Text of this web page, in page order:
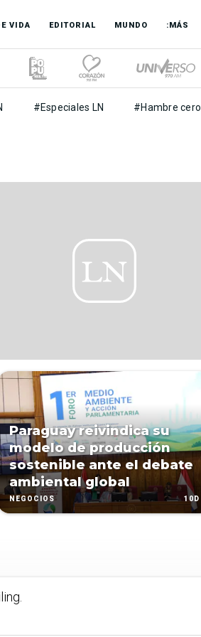
VIDA EDITORIAL MUNDO :MÁS
#Especiales LN #Hambre cero
Paraguay reivindica su
modelo de producción
sostenible ante el debate
ambiental global
NEGOCIOS 10D